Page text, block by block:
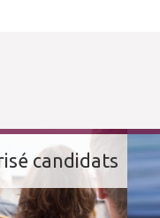
candidats